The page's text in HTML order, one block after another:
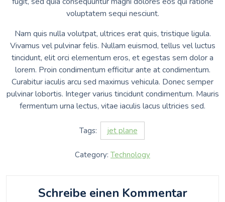
voluptatem sequi nesciunt.
Nam quis nulla volutpat, ultrices erat quis, tristique ligula.
Vivamus vel pulvinar felis. Nullam euismod, tellus vel luctus
tincidunt, elit orci elementum eros, et egestas sem dolor a
lorem. Proin condimentum efficitur ante at condimentum.
Curabitur iaculis arcu sed maximus vehicula. Donec semper
pulvinar lobortis. Integer varius tincidunt condimentum. Mauris
fermentum urna lectus, vitae iaculis lacus ultricies sed.
Tags: jet plane
Category: Technology
Schreibe einen Kommentar